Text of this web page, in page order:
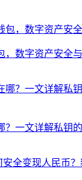
，数字资产安全
？一文详解私钥